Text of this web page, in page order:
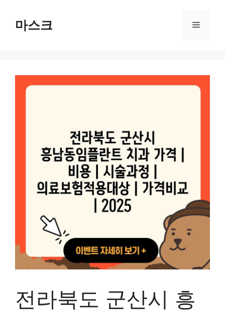
마스크 메
전라북도 군산시 흥